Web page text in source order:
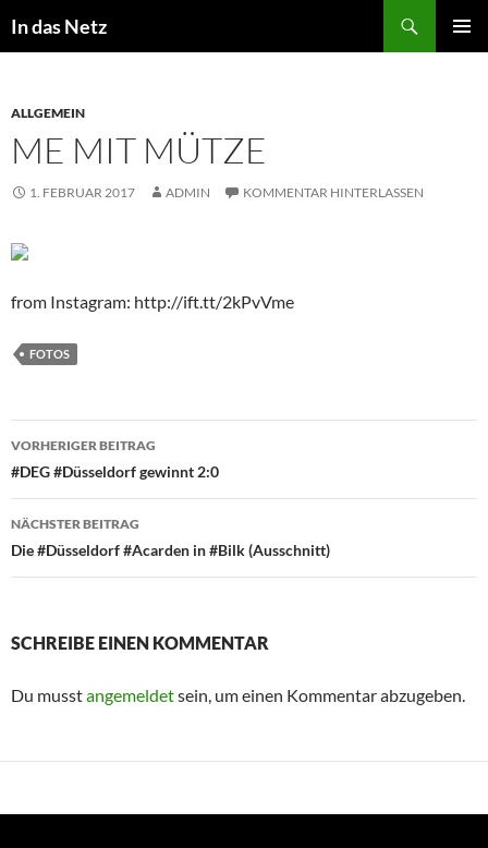
Inhalt
In das Netz
ALLGEMEIN
ME MIT MÜTZE
1. FEBRUAR 2017 ADMIN KOMMENTAR HINTERLASSEN
from Instagram: http://ift.tt/2kPvVme
FOTOS
Beitragsnavigation
VORHERIGER BEITRAG
#DEG #Düsseldorf gewinnt 2:0
NÄCHSTER BEITRAG
Die #Düsseldorf #Acarden in #Bilk (Ausschnitt)
SCHREIBE EINEN KOMMENTAR
Du musstangemeldetsein, um einen Kommentar abzugeben.